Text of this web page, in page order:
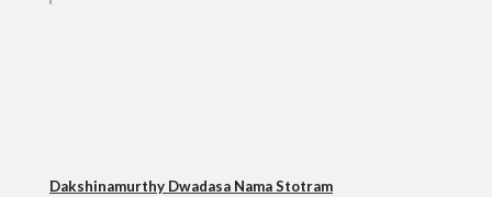
Dakshinamurthy Dwadasa Nama Stotram